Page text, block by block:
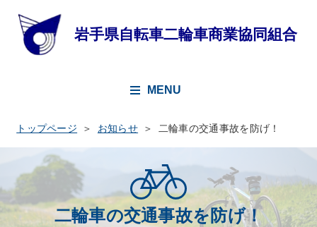
MENU
トップページ お知らせ 二輪車の交通事故を防げ！
二輪車の交通事故を防げ！